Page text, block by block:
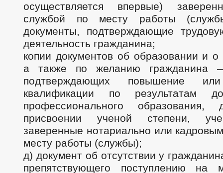
осуществляется впервые)
службой по месту работы
документы, подтверждающие
деятельность гражданина;
копии документов об образовании и о
а также по желанию гражданина
подтверждающих повышение
квалификации по результатам
профессионального образования,
присвоении ученой степени,
заверенные нотариально или
месту работы (службы);
д) документ об отсутствии у
препятствующего поступлению на